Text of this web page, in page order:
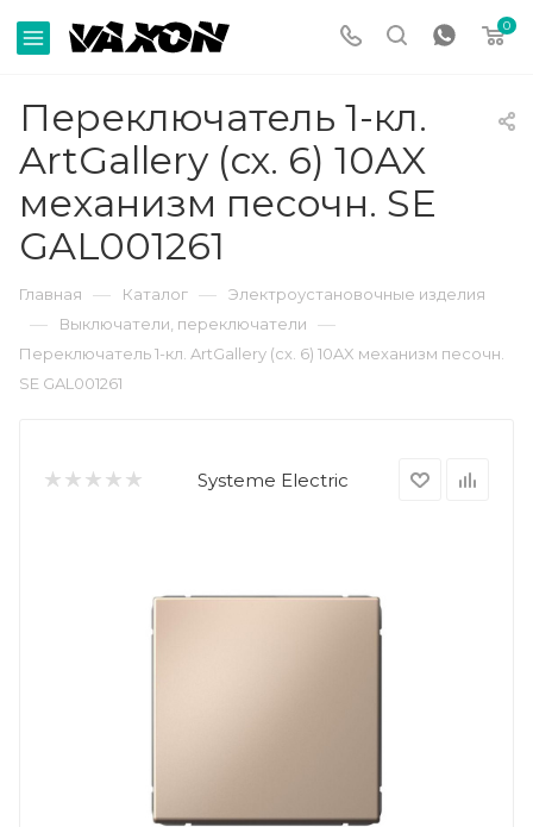
0
Переключатель 1-кл.
ArtGallery (сх. 6) 10AX
механизм песочн. SE
GAL001261
Главная — Каталог — Электроустановочные изделия
— Выключатели, переключатели —
Переключатель 1-кл. ArtGallery (сх. 6) 10AX механизм песочн.
SE GAL001261
Systeme Electric